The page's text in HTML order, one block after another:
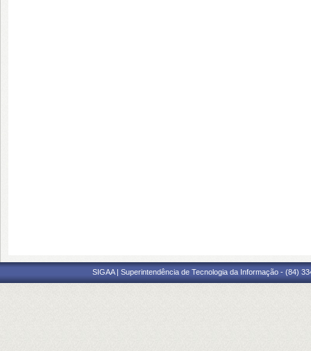
SIGAA | Superintendência de Tecnologia da Informação - (84)